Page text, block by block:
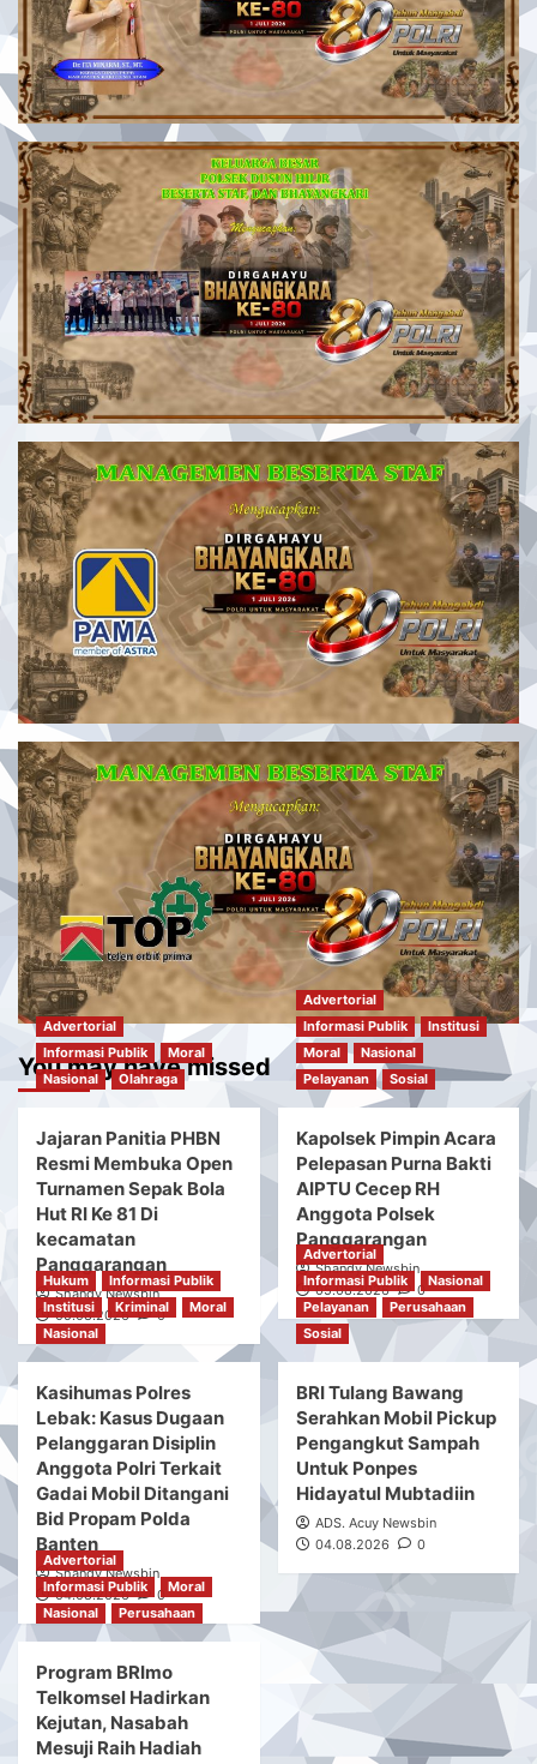
You may have missed
Advertorial
Informasi Publik
Moral
Nasional
Olahraga
Jajaran Panitia PHBN
Resmi Membuka Open
Turnamen Sepak Bola
Hut RI Ke 81 Di
kecamatan
Panggarangan
Shandy Newsbin
05.08.2026
0
Advertorial
Informasi Publik
Institusi
Moral
Nasional
Pelayanan
Sosial
Kapolsek Pimpin Acara
Pelepasan Purna Bakti
AIPTU Cecep RH
Anggota Polsek
Panggarangan
Shandy Newsbin
05.08.2026
0
Hukum
Informasi Publik
Institusi
Kriminal
Moral
Nasional
Kasihumas Polres
Lebak: Kasus Dugaan
Pelanggaran Disiplin
Anggota Polri Terkait
Gadai Mobil Ditangani
Bid Propam Polda
Banten
Shandy Newsbin
04.08.2026
0
Advertorial
Informasi Publik
Nasional
Pelayanan
Perusahaan
Sosial
BRI Tulang Bawang
Serahkan Mobil Pickup
Pengangkut Sampah
Untuk Ponpes
Hidayatul Mubtadiin
ADS. Acuy Newsbin
04.08.2026
0
Advertorial
Informasi Publik
Moral
Nasional
Perusahaan
Program BRImo
Telkomsel Hadirkan
Kejutan, Nasabah
Mesuji Raih Hadiah